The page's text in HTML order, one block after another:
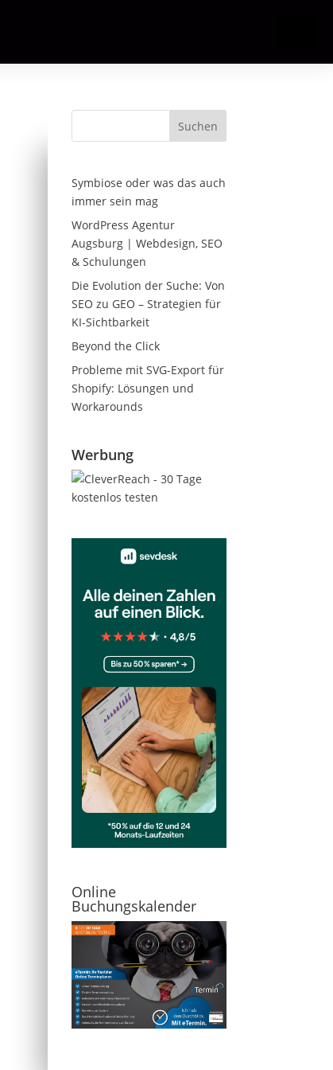
Suchen
Symbiose oder was das auch
immer sein mag
WordPress Agentur
Augsburg | Webdesign, SEO
& Schulungen
Die Evolution der Suche: Von
SEO zu GEO – Strategien für
KI-Sichtbarkeit
Beyond the Click
Probleme mit SVG-Export für
Shopify: Lösungen und
Workarounds
Werbung
Online
Buchungskalender